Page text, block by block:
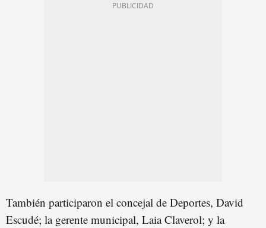
También participaron el concejal de Deportes, David
Escudé; la gerente municipal, Laia Claverol; y la